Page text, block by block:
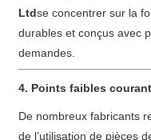
Ltdse concentrer sur la
durables et conçus avec
demandes.
4. Points faibles
De nombreux fabricants
de l’utilisation de pièces